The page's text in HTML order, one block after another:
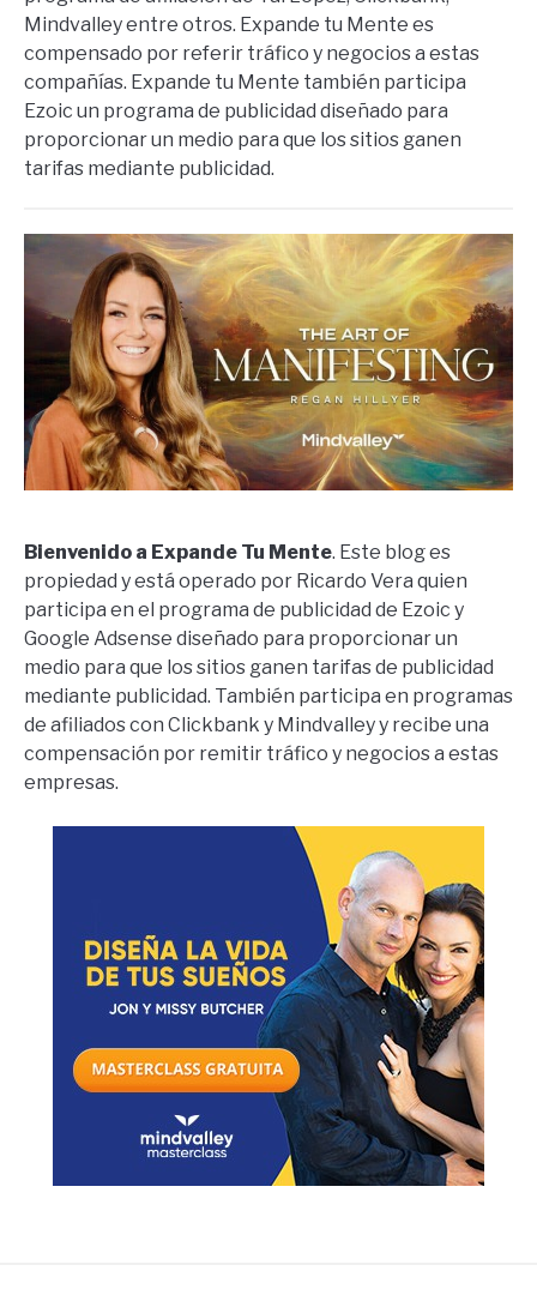
Mindvalley entre otros. Expande tu Mente es
compensado por referir tráfico y negocios a estas
compañías. Expande tu Mente también participa
Ezoic un programa de publicidad diseñado para
proporcionar un medio para que los sitios ganen
tarifas mediante publicidad.
Bienvenido a Expande Tu Mente. Este blog es
propiedad y está operado por Ricardo Vera quien
participa en el programa de publicidad de Ezoic y
Google Adsense diseñado para proporcionar un
medio para que los sitios ganen tarifas de publicidad
mediante publicidad. También participa en programas
de afiliados con Clickbank y Mindvalley y recibe una
compensación por remitir tráfico y negocios a estas
empresas.